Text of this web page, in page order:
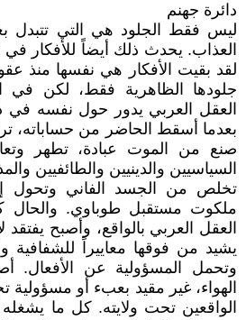
دائرة جهنم
ليس فقط الجلود هي التي تتبدل
العذاب. يحدث ذلك أيضاً للأفكار
لقد بقيت الأفكار هي نفسها منذ
جلودها الظاهرية فقط، لكن في
العقل العربي يدور حول نفسه في
بعدما أسقط الحاضر من حساباته،
صنع من الموت عبادة، تطهر
السياسيين والدينيين والطائفيين
تخلص من الجسد الفاني وتحول
ملكوت مستقبل طوباوي. والحال
العقل العربي بالواقع، وأصبح
يشيد من فوقها معاييراً للشفافية
وتحمل المسؤولية عن الأفعال.
الهواء، غير مقيد بعبء أو مسؤولية
الواقعين تحت ولايته. كل ما